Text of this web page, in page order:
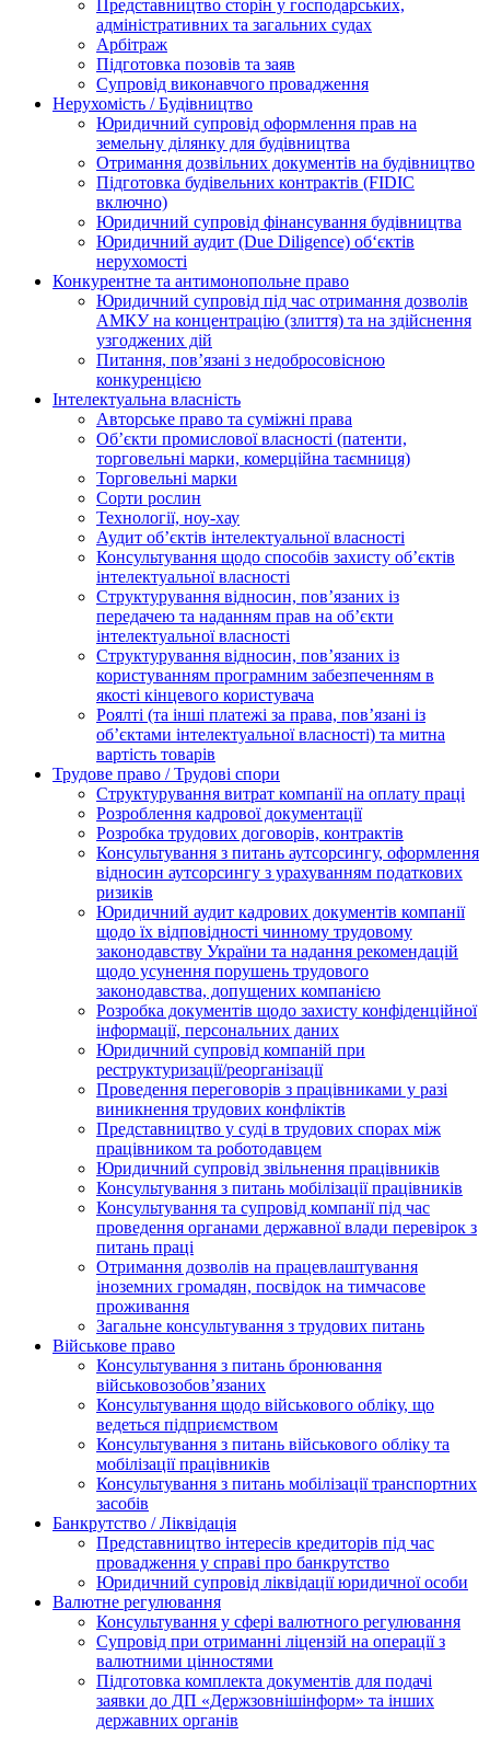
Представництво сторін у господарських,
адміністративних та загальних судах
Арбітраж
Підготовка позовів та заяв
Супровід виконавчого провадження
Нерухомість / Будівництво
Юридичний супровід оформлення прав на
земельну ділянку для будівництва
Отримання дозвільних документів на будівництво
Підготовка будівельних контрактів (FIDIC
включно)
Юридичний супровід фінансування будівництва
Юридичний аудит (Due Diligence) об‘єктів
нерухомості
Конкурентне та антимонопольне право
Юридичний супровід під час отримання дозволів
АМКУ на концентрацію (злиття) та на здійснення
узгоджених дій
Питання, пов’язані з недобросовісною
конкуренцією
Інтелектуальна власність
Авторське право та суміжні права
Oб’єкти промислової власності (патенти,
торговельні марки, комерційна таємниця)
Торговельні марки
Сорти рослин
Технології, ноу-хау
Аудит об’єктів інтелектуальної власності
Консультування щодо способів захисту об’єктів
інтелектуальної власності
Структурування відносин, пов’язаних із
передачею та наданням прав на об’єкти
інтелектуальної власності
Структурування відносин, пов’язаних із
користуванням програмним забезпеченням в
якості кінцевого користувача
Роялті (та інші платежі за права, пов’язані із
об’єктами інтелектуальної власності) та митна
вартість товарів
Трудове право / Трудові спори
Cтруктурування витрат компанії на оплату праці
Розроблення кадрової документації
Розробка трудових договорів, контрактів
Консультування з питань аутсорсингу, оформлення
відносин аутсорсингу з урахуванням податкових
ризиків
Юридичний аудит кадрових документів компанії
щодо їх відповідності чинному трудовому
законодавству України та надання рекомендацій
щодо усунення порушень трудового
законодавства, допущених компанією
Розробка документів щодо захисту конфіденційної
інформації, персональних даних
Юридичний супровід компаній при
реструктуризації/реорганізації
Проведення переговорів з працівниками у разі
виникнення трудових конфліктів
Представництво у суді в трудових спорах між
працівником та роботодавцем
Юридичний супровід звільнення працівників
Консультування з питань мобілізації працівників
Консультування та супровід компанії під час
проведення органами державної влади перевірок з
питань праці
Отримання дозволів на працевлаштування
іноземних громадян, посвідок на тимчасове
проживання
Загальне консультування з трудових питань
Військове право
Консультування з питань бронювання
військовозобов’язаних
Консультування щодо військового обліку, що
ведеться підприємством
Консультування з питань військового обліку та
мобілізації працівників
Консультування з питань мобілізації транспортних
засобів
Банкрутство / Ліквідація
Представництво інтересів кредиторів під час
провадження у справі про банкрутство
Юридичний супровід ліквідації юридичної особи
Валютне регулювання
Консультування у сфері валютного регулювання
Супровід при отриманні ліцензій на операції з
валютними цінностями
Підготовка комплекта документів для подачі
заявки до ДП «Держзовнішінформ» та інших
державних органів